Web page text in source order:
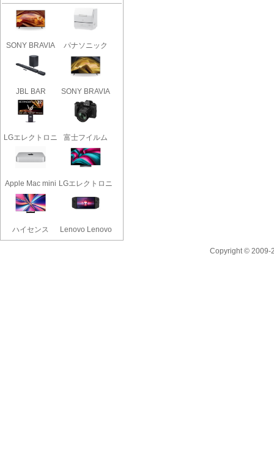
SONY BRAVIA
パナソニック
NP-TCR5-..
JBL BAR
1000MK2 [ブラ..
SONY BRAVIA
KJ-55X81L..
LGエレクトロニ
クス LG..
富士フイルム
FUJIFILM..
Apple Mac mini
MGNT3J..
LGエレクトロニ
クス OL..
ハイセンス
Lenovo Lenovo
Copyright © 2009-